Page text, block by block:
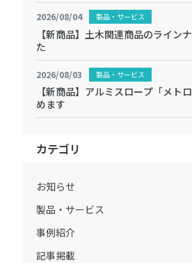
2026/08/04 製品・サービス
【新商品】土木関連商品のライン
た
2026/08/03 製品・サービス
【新商品】アルミスロープ「メト
めます
カテゴリ
お知らせ
製品・サービス
事例紹介
記事掲載